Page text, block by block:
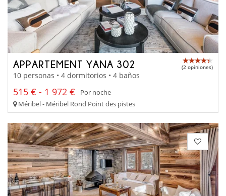
APPARTEMENT YANA 302 (2 opiniones)
10 personas • 4 dormitorios • 4 baños
515 € - 1 972 €
Por noche
Méribel - Méribel Rond Point des pistes